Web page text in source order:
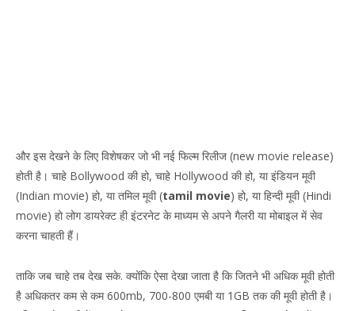
और इस देखने के लिए विशेषकर जो भी नई फिल्म रिलीज (new movie release)
होती है। चाहे Bollywood की हो, चाहे Hollywood की हो, या इंडियन मूवी
(Indian movie) हो, या तमिल मूवी (tamil movie) हो, या हिन्दी मूवी (Hindi
movie) हो लोग डायरेक्ट ही इंटरनेट के माध्यम से अपने गैलरी या मोबाइल में सेव
करना चाहती हैं।
ताकि जब चाहे तब देख सके. क्योंकि ऐसा देखा जाता है कि जितने भी अधिक मूवी होती
है अधिकतर कम से कम 600mb, 700-800 एमबी या 1GB तक की मूवी होती है।